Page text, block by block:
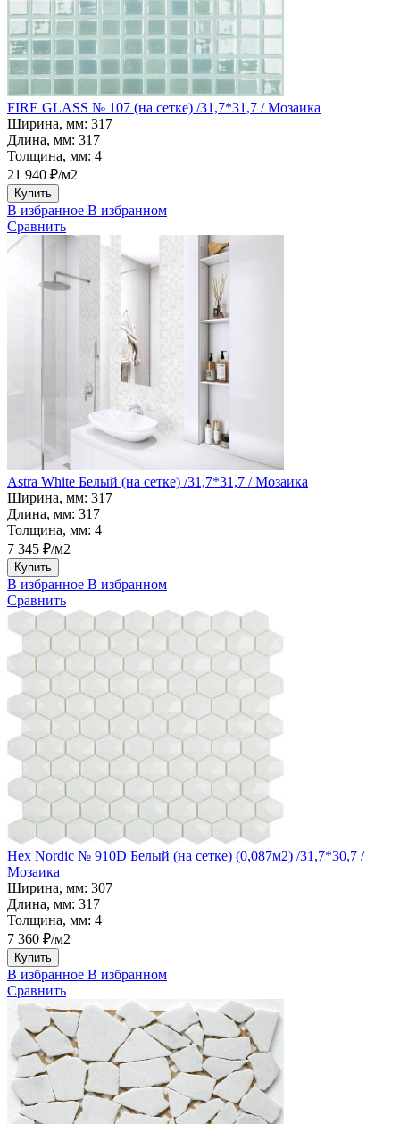
FIRE GLASS № 107 (на сетке) /31,7*31,7 / Мозаика
Ширина, мм: 317
Длина, мм: 317
Толщина, мм: 4
21 940 ₽/м2
Купить
В избранное В избранном
Сравнить
Astra White Белый (на сетке) /31,7*31,7 / Мозаика
Ширина, мм: 317
Длина, мм: 317
Толщина, мм: 4
7 345 ₽/м2
Купить
В избранное В избранном
Сравнить
Hex Nordic № 910D Белый (на сетке) (0,087м2) /31,7*30,7 /
Мозаика
Ширина, мм: 307
Длина, мм: 317
Толщина, мм: 4
7 360 ₽/м2
Купить
В избранное В избранном
Сравнить